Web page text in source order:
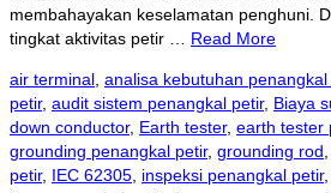
membahayakan keselamatan penghuni.
tingkat aktivitas petir … Read More
air terminal, analisa kebutuhan penangkal
petir, audit sistem penangkal petir, Biaya
down conductor, Earth tester, earth tester
grounding penangkal petir, grounding rod,
petir, IEC 62305, inspeksi penangkal petir,